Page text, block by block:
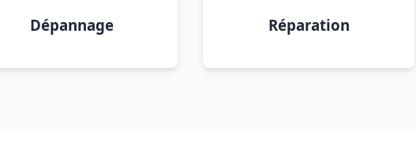
Dépannage Réparation